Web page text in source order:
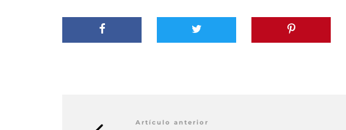
Artículo anterior